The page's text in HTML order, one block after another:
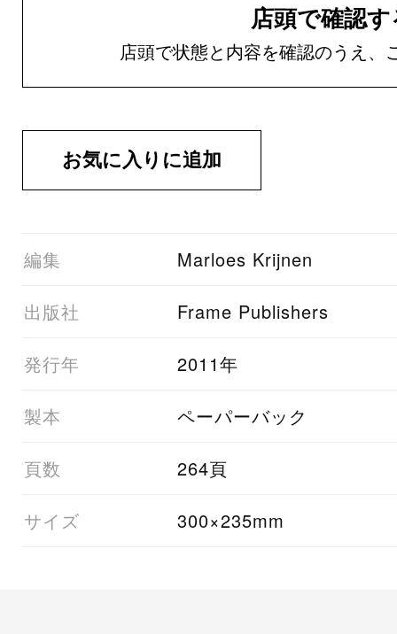
店頭で確認
店頭で状態と内容を確認のうえ、
01編集 Marloes Krijnen
03出版社 Frame Publishers
05発行年 2011年
06製本 ペーパーバック
07頁数 264頁
08サイズ 300×235mm